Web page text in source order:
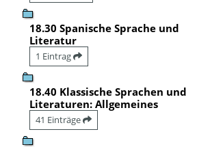
18.30 Spanische Sprache und
Literatur
1 Eintrag
18.40 Klassische Sprachen und
Literaturen: Allgemeines
41 Einträge